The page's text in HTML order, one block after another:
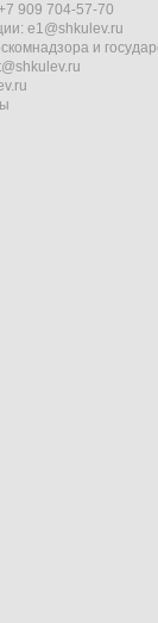
909 704-57-70
e1@shkulev.ru
и